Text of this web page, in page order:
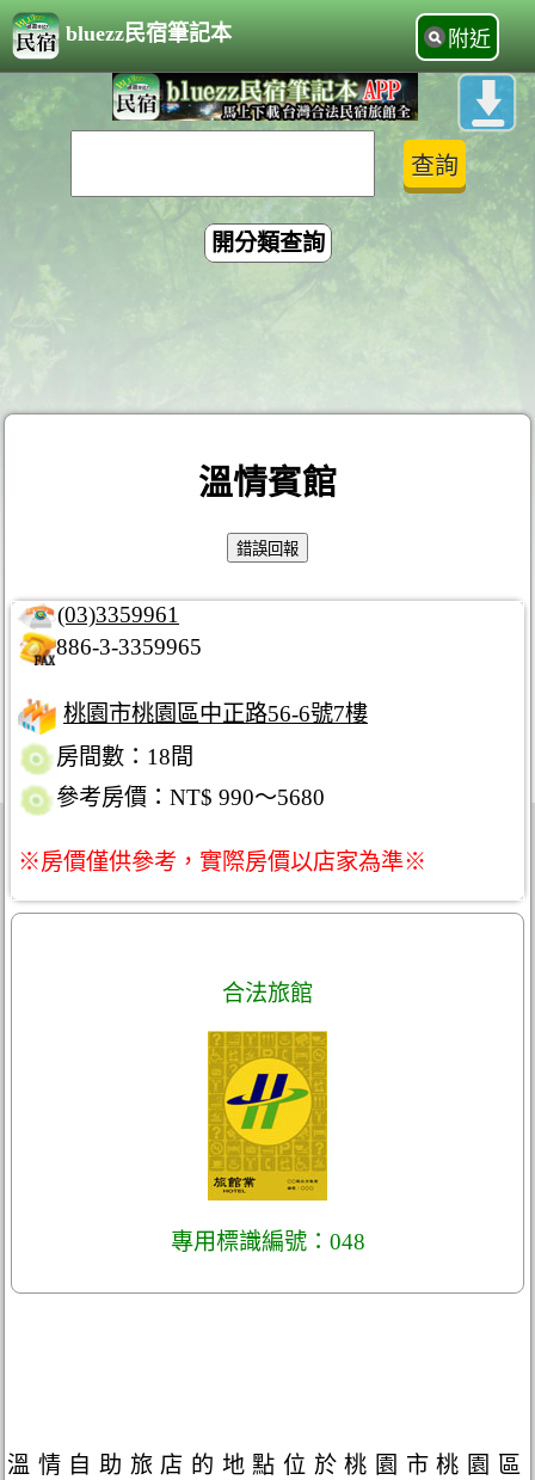
bluezz民宿筆記本 附近
開分類查詢
溫情賓館
(03)3359961
886-3-3359965
桃園市桃園區中正路56-6號7樓
房間數：18間
參考房價：NT$ 990～5680
※房價僅供參考，實際房價以店家為準※
合法旅館
專用標識編號：048
溫情自助旅店的地點位於桃園市桃園區